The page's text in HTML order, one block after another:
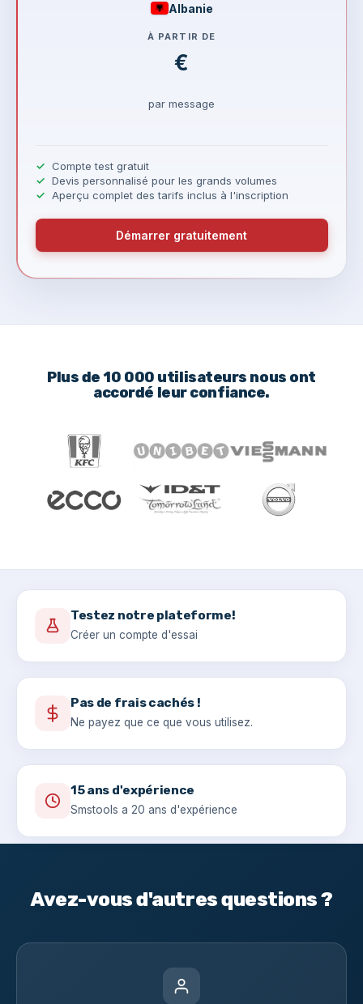
Plus de 10 000 utilisateurs nous ont
accordé leur confiance.
Testez notre plateforme!
Créer un compte d'essai
Pas de frais cachés !
Ne payez que ce que vous utilisez.
15 ans d'expérience
Smstools a 20 ans d'expérience
Albanie
À PARTIR DE
€
par message
Compte test gratuit
Devis personnalisé pour les grands volumes
Aperçu complet des tarifs inclus à l'inscription
Démarrer gratuitement
Avez-vous d'autres questions ?